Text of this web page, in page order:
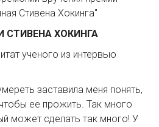
Стивена Хокинга"
СТИВЕНА ХОКИНГА
ученого из интервью
заставила меня понять,
ее прожить. Так много
может сделать так много! У